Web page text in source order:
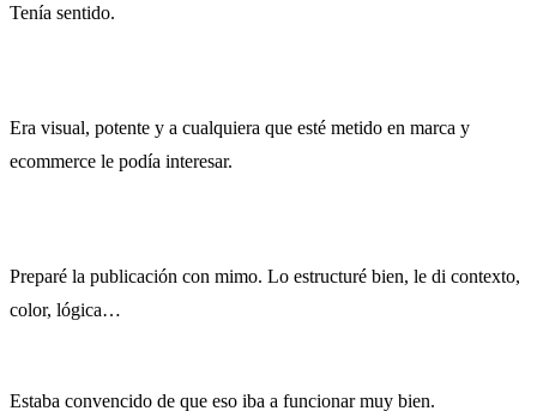
Tenía sentido.
Era visual, potente y a cualquiera que esté metido en marca y
ecommerce le podía interesar.
Preparé la publicación con mimo. Lo estructuré bien, le di contexto,
color, lógica…
Estaba convencido de que eso iba a funcionar muy bien.